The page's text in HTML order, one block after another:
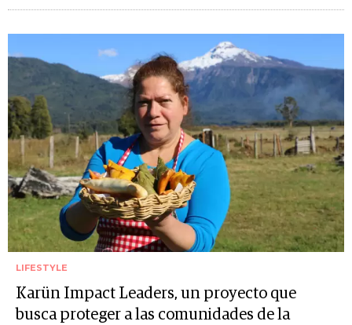
LIFESTYLE
Karün Impact Leaders, un proyecto que
busca proteger a las comunidades de la